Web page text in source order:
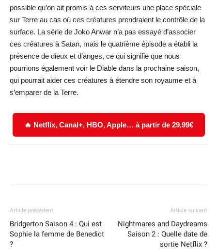
possible qu’on ait promis à ces serviteurs une place spéciale
sur Terre au cas où ces créatures prendraient le contrôle de la
surface. La série de Joko Anwar n’a pas essayé d’associer
ces créatures à Satan, mais le quatrième épisode a établi la
présence de dieux et d’anges, ce qui signifie que nous
pourrions également voir le Diable dans la prochaine saison,
qui pourrait aider ces créatures à étendre son royaume et à
s’emparer de la Terre.
🔥 Netflix, Canal+, HBO, Apple… à partir de 29,99€
Article précédent
Bridgerton Saison 4 : Qui est
Sophie la femme de Benedict
?
Article suivant
Nightmares and Daydreams
Saison 2 : Quelle date de
sortie Netflix ?